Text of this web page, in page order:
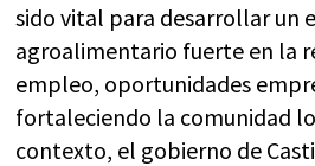
sido vital para desarrollar un
agroalimentario fuerte en la
empleo, oportunidades
fortaleciendo la comunidad
contexto, el gobierno de